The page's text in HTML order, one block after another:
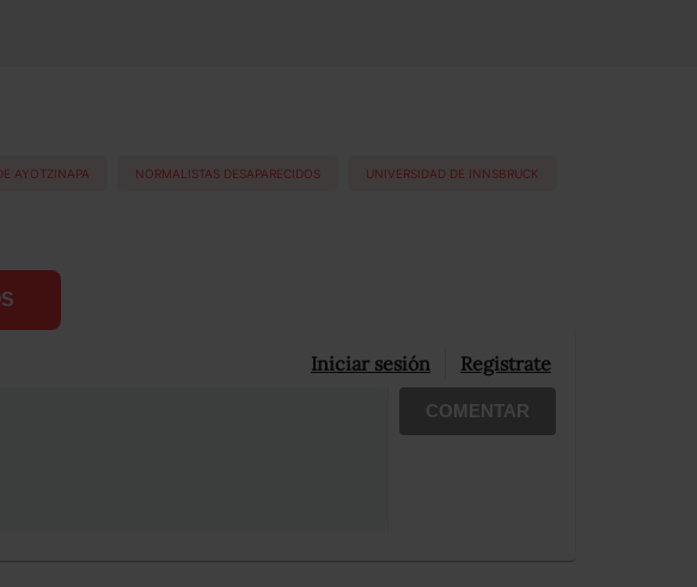
AYOTZINAPA NORMALISTAS DESAPARECIDOS UNIVERSIDAD DE INNSBRUCK
Iniciar sesión Registrate
COMENTAR